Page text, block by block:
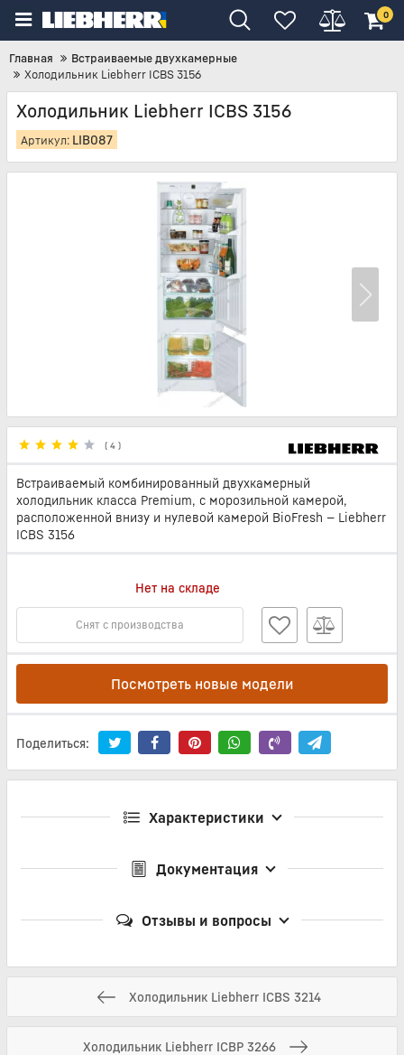
0
Главная
Встраиваемые двухкамерные
Холодильник Liebherr ICBS 3156
Холодильник Liebherr ICBS 3156
Артикул: LIB087
( 4 )
Встраиваемый комбинированный двухкамерный
холодильник класса Premium, с морозильной камерой,
расположенной внизу и нулевой камерой BioFresh — Liebherr
ICBS 3156
Нет на складе
Снят с производства
Посмотреть новые модели
Поделиться:
Характеристики
Документация
Отзывы и вопросы
Холодильник Liebherr ICBS 3214
Холодильник Liebherr ICBP 3266